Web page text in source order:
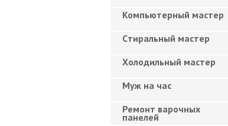
Компьютерный мастер
Cтиральный мастер
Холодильный мастер
Муж на час
Ремонт варочных
панелей